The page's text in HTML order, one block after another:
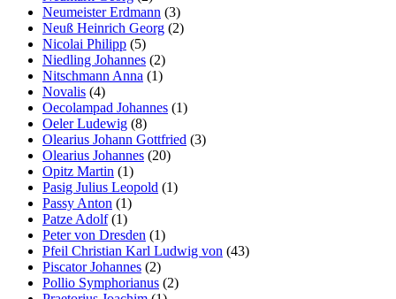
Neumeister Erdmann (3)
Neuß Heinrich Georg (2)
Nicolai Philipp (5)
Niedling Johannes (2)
Nitschmann Anna (1)
Novalis (4)
Oecolampad Johannes (1)
Oeler Ludewig (8)
Olearius Johann Gottfried (3)
Olearius Johannes (20)
Opitz Martin (1)
Pasig Julius Leopold (1)
Passy Anton (1)
Patze Adolf(1)
Peter von Dresden (1)
Pfeil Christian Karl Ludwig von (43)
Piscator Johannes (2)
Pollio Symphorianus (2)